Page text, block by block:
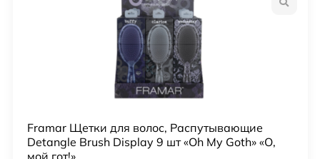
Framar Щетки для волос, Распутывающие
Detangle Brush Display 9 шт «Oh My Goth» «О,
мой гот!»